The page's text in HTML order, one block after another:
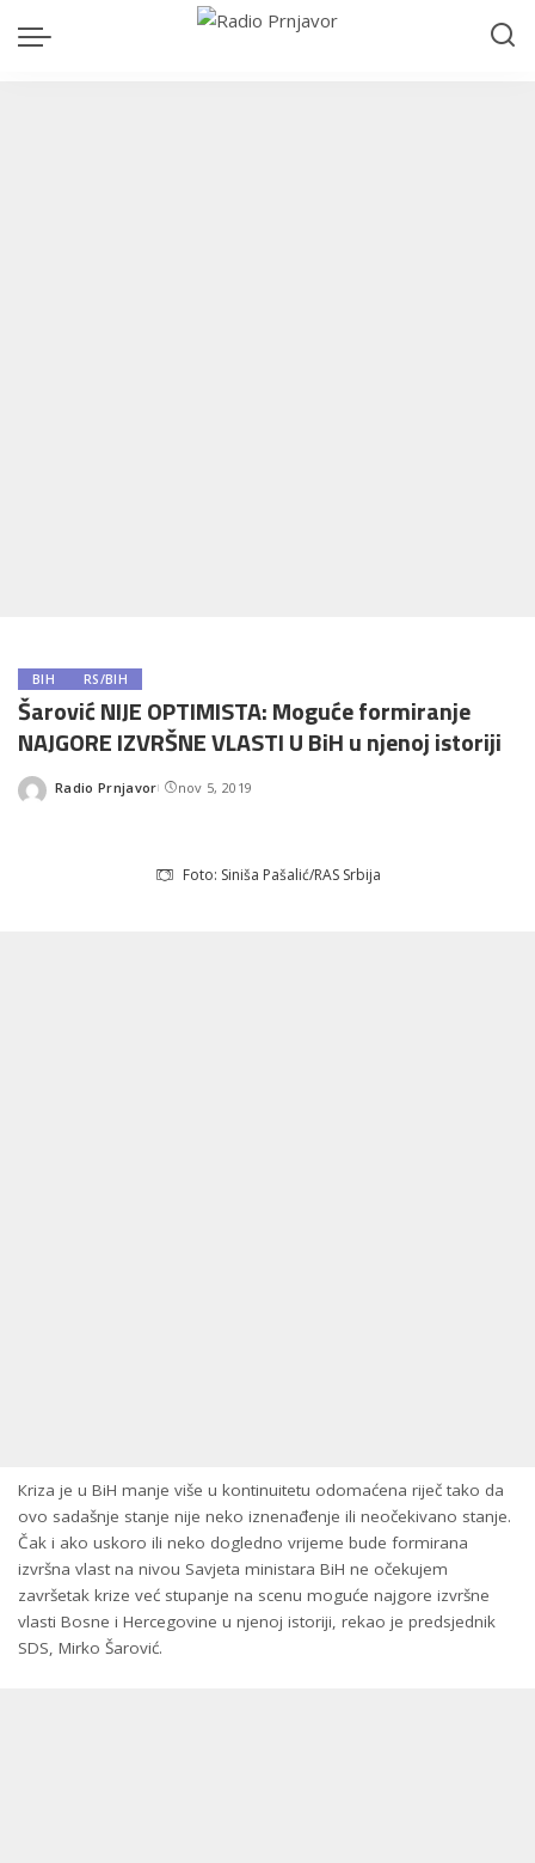
BIH RS/BIH
Šarović NIJE OPTIMISTA: Moguće formiranje
NAJGORE IZVRŠNE VLASTI U BiH u njenoj istoriji
Posted
Radio Prnjavor nov 5, 2019
Foto: Siniša Pašalić/RAS Srbija
Кriza je u BiH manje više u kontinuitetu odomaćena riječ tako da
ovo sadašnje stanje nije neko iznenađenje ili neočekivano stanje.
Čak i ako uskoro ili neko dogledno vrijeme bude formirana
izvršna vlast na nivou Savjeta ministara BiH ne očekujem
završetak krize već stupanje na scenu moguće najgore izvršne
vlasti Bosne i Hercegovine u njenoj istoriji, rekao je predsjednik
SDS, Mirko Šarović.